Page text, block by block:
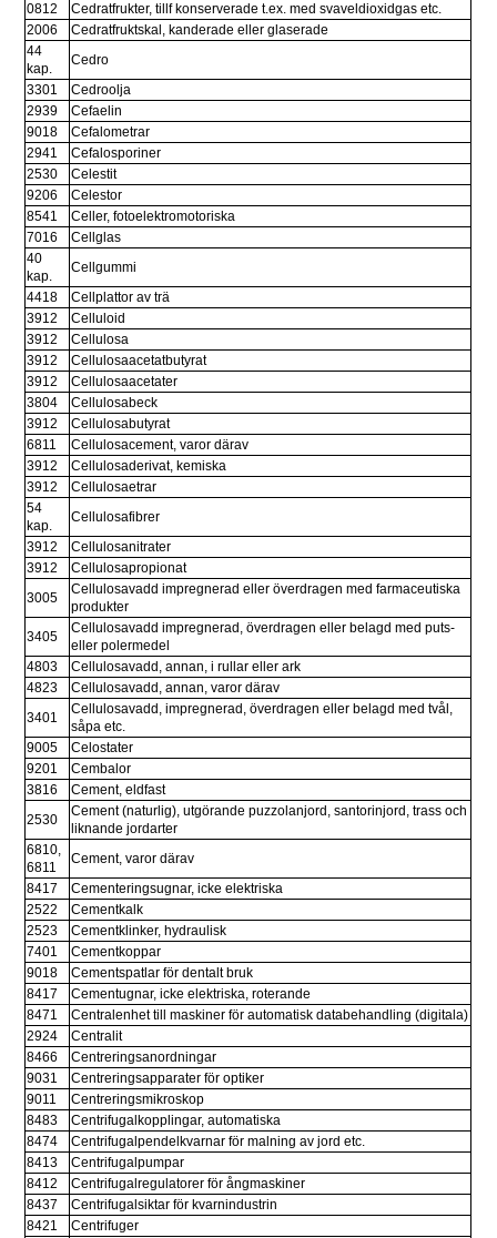
0812
Cedratfrukter, tillf konserverade t.ex. med svaveldioxidgas etc.
2006
Cedratfruktskal, kanderade eller glaserade
44
kap.
Cedro
3301
Cedroolja
2939
Cefaelin
9018
Cefalometrar
2941
Cefalosporiner
2530
Celestit
9206
Celestor
8541
Celler, fotoelektromotoriska
7016
Cellglas
40
kap.
Cellgummi
4418
Cellplattor av trä
3912
Celluloid
3912
Cellulosa
3912
Cellulosaacetatbutyrat
3912
Cellulosaacetater
3804
Cellulosabeck
3912
Cellulosabutyrat
6811
Cellulosacement, varor därav
3912
Cellulosaderivat, kemiska
3912
Cellulosaetrar
54
kap.
Cellulosafibrer
3912
Cellulosanitrater
3912
Cellulosapropionat
3005
Cellulosavadd impregnerad eller överdragen med farmaceutiska
produkter
3405
Cellulosavadd impregnerad, överdragen eller belagd med puts-
eller polermedel
4803
Cellulosavadd, annan, i rullar eller ark
4823
Cellulosavadd, annan, varor därav
3401
Cellulosavadd, impregnerad, överdragen eller belagd med tvål,
såpa etc.
9005
Celostater
9201
Cembalor
3816
Cement, eldfast
2530
Cement (naturlig), utgörande puzzolanjord, santorinjord, trass och
liknande jordarter
6810,
6811
Cement, varor därav
8417
Cementeringsugnar, icke elektriska
2522
Cementkalk
2523
Cementklinker, hydraulisk
7401
Cementkoppar
9018
Cementspatlar för dentalt bruk
8417
Cementugnar, icke elektriska, roterande
8471
Centralenhet till maskiner för automatisk databehandling (digitala)
2924
Centralit
8466
Centreringsanordningar
9031
Centreringsapparater för optiker
9011
Centreringsmikroskop
8483
Centrifugalkopplingar, automatiska
8474
Centrifugalpendelkvarnar för malning av jord etc.
8413
Centrifugalpumpar
8412
Centrifugalregulatorer för ångmaskiner
8437
Centrifugalsiktar för kvarnindustrin
8421
Centrifuger